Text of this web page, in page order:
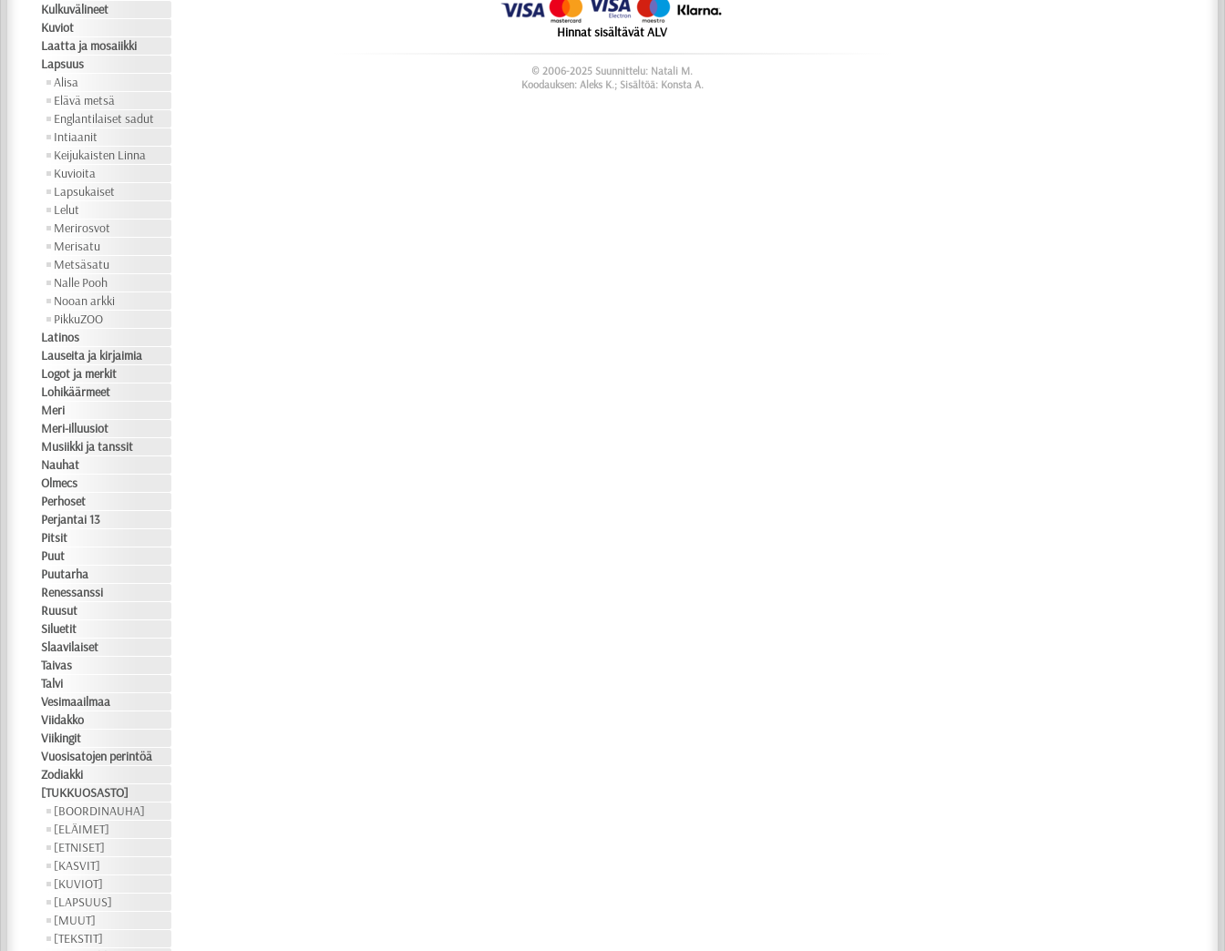
Kulkuvälineet
Kuviot
Laatta ja mosaiikki
Lapsuus
Alisa
Elävä metsä
Englantilaiset sadut
Intiaanit
Keijukaisten Linna
Kuvioita
Lapsukaiset
Lelut
Merirosvot
Merisatu
Metsäsatu
Nalle Pooh
Nooan arkki
PikkuZOO
Latinos
Lauseita ja kirjaimia
Logot ja merkit
Lohikäärmeet
Meri
Meri-illuusiot
Musiikki ja tanssit
Nauhat
Olmecs
Perhoset
Perjantai 13
Pitsit
Puut
Puutarha
Renessanssi
Ruusut
Siluetit
Slaavilaiset
Taivas
Talvi
Vesimaailmaa
Viidakko
Viikingit
Vuosisatojen perintöä
Zodiakki
[TUKKUOSASTO]
[BOORDINAUHA]
[ELÄIMET]
[ETNISET]
[KASVIT]
[KUVIOT]
[LAPSUUS]
[MUUT]
[TEKSTIT]
Hinnat sisältävät ALV
© 2006-2025 Suunnittelu: Natali M.
Koodauksen: Aleks K.; Sisältöä: Konsta A.